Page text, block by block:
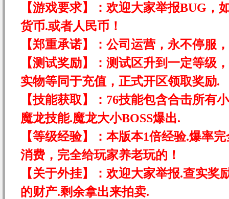
【游戏要求】： 欢迎大家举报BUG，
货币.或者人民币！
【郑重承诺】： 公司运营，永不停服
【测试奖励】： 测试区升到一定等级
实物等同于充值，正式开区领取奖励.
【技能获取】： 76技能包含合击所有
魔龙技能.魔龙大小BOSS爆出.
【等级经验】： 本版本1倍经验.爆率
消费，完全给玩家养老玩的！
【关于外挂】： 欢迎大家举报.查实奖
的财产.剩余拿出来拍卖.